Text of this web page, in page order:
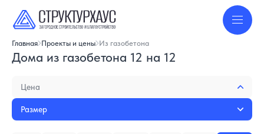
Главная Проекты и цены Из газобетона
Дома из газобетона 12 на 12
Цена
Размер